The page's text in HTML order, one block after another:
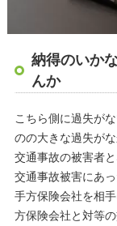
納得のいか
んか
こちら側に過失が
のの大きな過失が
交通事故の被害者
交通事故被害にあ
手方保険会社を相
方保険会社と対等